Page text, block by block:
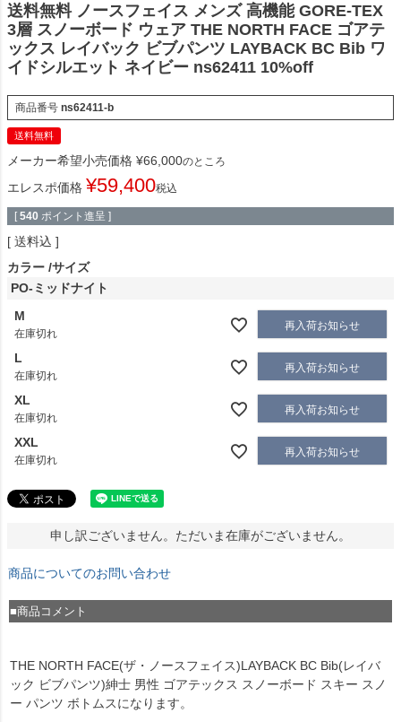
送料無料 ノースフェイス メンズ 高機能 GORE-TEX
3層 スノーボード ウェア THE NORTH FACE ゴアテ
ックス レイバック ビブパンツ LAYBACK BC Bib ワ
イドシルエット ネイビー ns62411 10%off
商品番号 ns62411-b
送料無料
メーカー希望小売価格 ¥66,000のところ
エレスポ価格 ¥59,400税込
[ 540 ポイント進呈 ]
送料込
カラー サイズ
PO-ミッドナイト
M
在庫切れ
再入荷お知らせ
L
在庫切れ
再入荷お知らせ
XL
在庫切れ
再入荷お知らせ
XXL
在庫切れ
再入荷お知らせ
申し訳ございません。ただいま在庫がございません。
商品についてのお問い合わせ
■商品コメント
THE NORTH FACE(ザ・ノースフェイス)LAYBACK BC Bib(レイバ
ック ビブパンツ)紳士 男性 ゴアテックス スノーボード スキー スノ
ー パンツ ボトムスになります。